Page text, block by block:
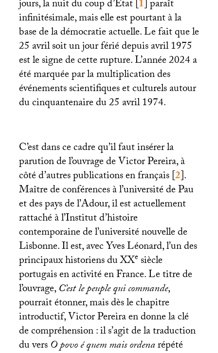
jours, la nuit du coup d’État[1]paraît
infinitésimale, mais elle est pourtant à la
base de la démocratie actuelle. Le fait que le
25 avril soit un jour férié depuis avril 1975
est le signe de cette rupture. L’année 2024 a
été marquée par la multiplication des
événements scientifiques et culturels autour
du cinquantenaire du 25 avril 1974.
C’est dans ce cadre qu’il faut insérer la
parution de l’ouvrage de Victor Pereira, à
côté d’autres publications en français[2].
Maître de conférences à l’université de Pau
et des pays de l’Adour, il est actuellement
rattaché à l’Institut d’histoire
contemporaine de l’université nouvelle de
Lisbonne. Il est, avec Yves Léonard, l’un des
principaux historiens duXXesiècle
portugais en activité en France. Le titre de
l’ouvrage,C’est le peuple qui commande,
pourrait étonner, mais dès le chapitre
introductif, Victor Pereira en donne la clé
de compréhension : il s’agit de la traduction
du versO povo é quem mais ordenarépété